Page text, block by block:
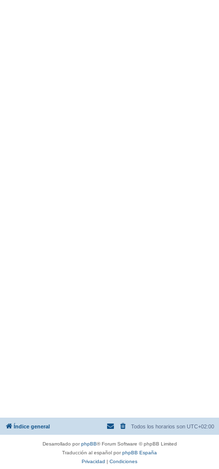
Índice general Todos los horarios son UTC+02:00
Desarrollado porphpBB® Forum Software © phpBB Limited
Traducción al español porphpBB España
Privacidad
Condiciones